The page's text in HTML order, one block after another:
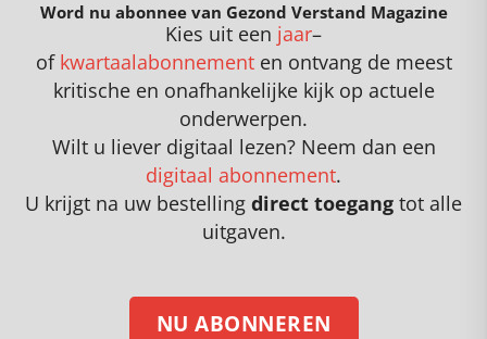
Word nu abonnee van Gezond Verstand Magazine
Kies uit een jaar–
of kwartaalabonnementen ontvang de meest
kritische en onafhankelijke kijk op actuele
onderwerpen.
Wilt u liever digitaal lezen? Neem dan een
digitaal abonnement.
U krijgt na uw bestelling direct toegang tot alle
uitgaven.
NU ABONNEREN